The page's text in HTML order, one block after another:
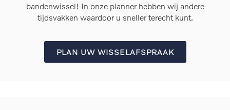
bandenwissel! In onze planner hebben wij andere
tijdsvakken waardoor u sneller terecht kunt.
PLAN UW WISSELAFSPRAAK